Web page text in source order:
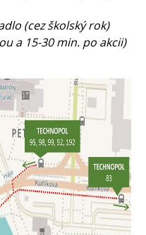
(cez školský rok)
a 15-30 min. po akcii)